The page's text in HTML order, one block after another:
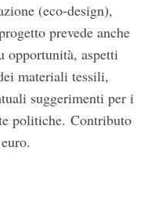
(eco-design),
prevede anche
opportunità, aspetti
materiali tessili,
suggerimenti per i
politiche. Contributo